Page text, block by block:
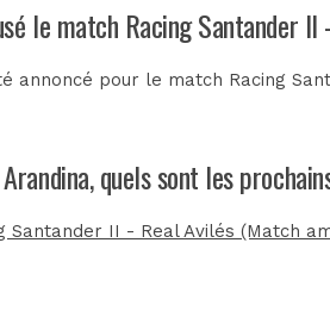
le match Racing Santander
annoncé pour le match Racing
quels sont les
Santander II - Real Avilés (Match